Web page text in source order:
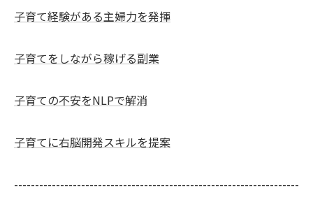
子育て経験がある主婦力を発揮
子育てをしながら稼げる副業
子育ての不安をNLPで解消
子育てに右脳開発スキルを提案
--------------------------------------------------------------------